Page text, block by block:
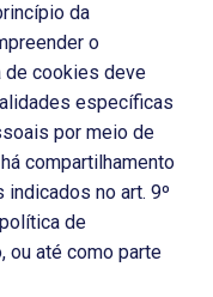
da
o
de cookies deve
específicas
por meio de
compartilhamento
no art. 9º
de
ou até como parte